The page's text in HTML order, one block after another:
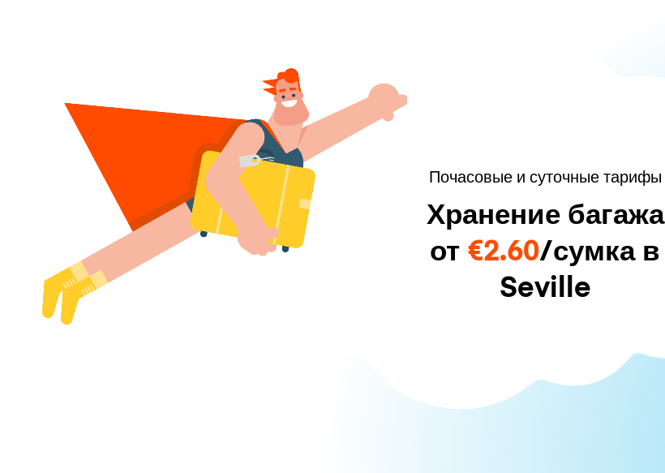
Почасовые и суточные тарифы
Хранение багажа
от €2.60/сумка в
Seville